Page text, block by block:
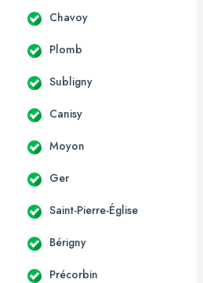
Chavoy
Plomb
Subligny
Canisy
Moyon
Ger
Saint-Pierre-Église
Bérigny
Précorbin